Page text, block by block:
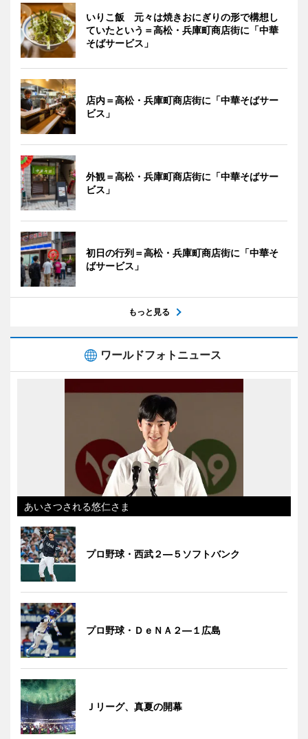
いりこ飯 元々は焼きおにぎりの形で構想し
ていたという＝高松・兵庫町商店街に「中華
そばサービス」
店内＝高松・兵庫町商店街に「中華そばサー
ビス」
外観＝高松・兵庫町商店街に「中華そばサー
ビス」
初日の行列＝高松・兵庫町商店街に「中華そ
ばサービス」
もっと見る
ワールドフォトニュース
あいさつされる悠仁さま
プロ野球・西武２―５ソフトバンク
プロ野球・ＤｅＮＡ２―１広島
Ｊリーグ、真夏の開幕